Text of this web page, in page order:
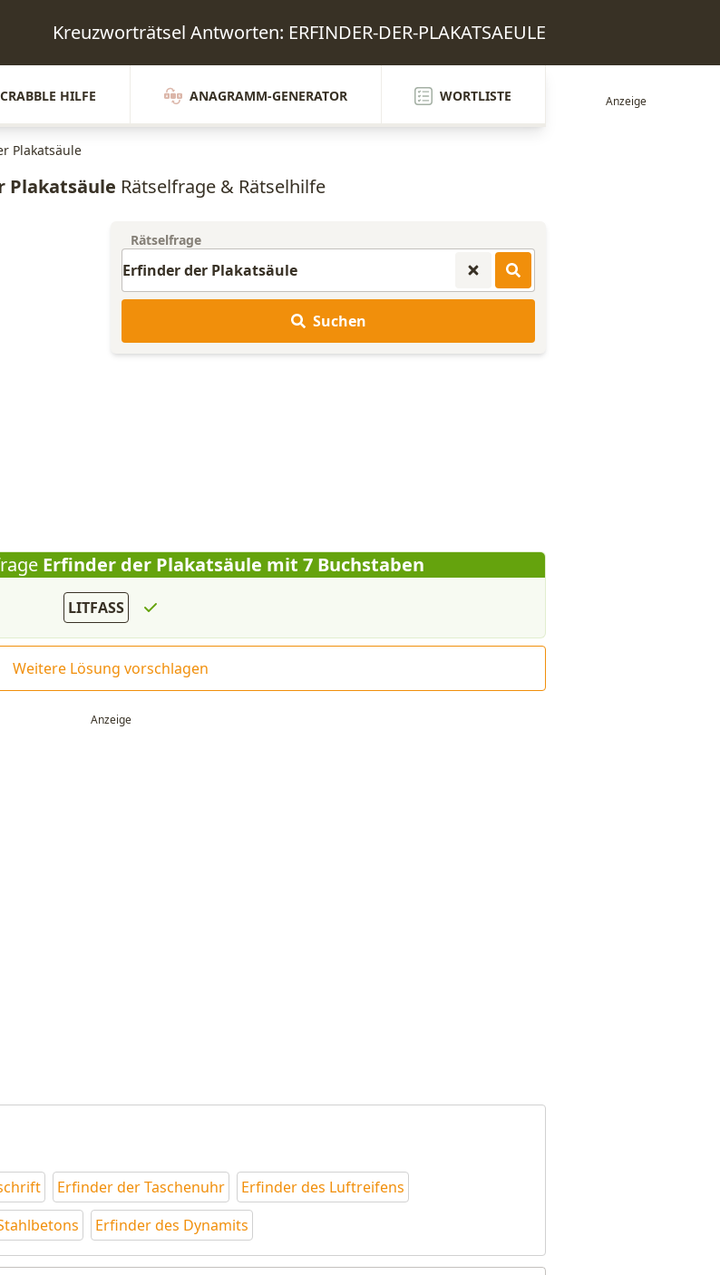
Kreuzworträtsel Antworten: ERFINDER-DER-PLAKATSAEULE
HILFE ANAGRAMM-GENERATOR WORTLISTE
Plakatsäule
Plakatsäule Rätselfrage & Rätselhilfe
Rätselfrage
Suchen
Erfinder der Plakatsäule mit 7 Buchstaben
LITFASS
Weitere Lösung vorschlagen
Erfinder der Taschenuhr
Erfinder des Luftreifens
Erfinder des Dynamits